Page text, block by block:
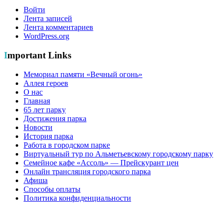
Войти
Лента записей
Лента комментариев
WordPress.org
Important Links
Мемориал памяти «Вечный огонь»
Аллея героев
О нас
Главная
65 лет парку
Достижения парка
Новости
История парка
Работа в городском парке
Виртуальный тур по Альметьевскому городскому парку
Семейное кафе «Ассоль» — Прейскурант цен
Онлайн трансляция городского парка
Афиша
Способы оплаты
Политика конфиденциальности